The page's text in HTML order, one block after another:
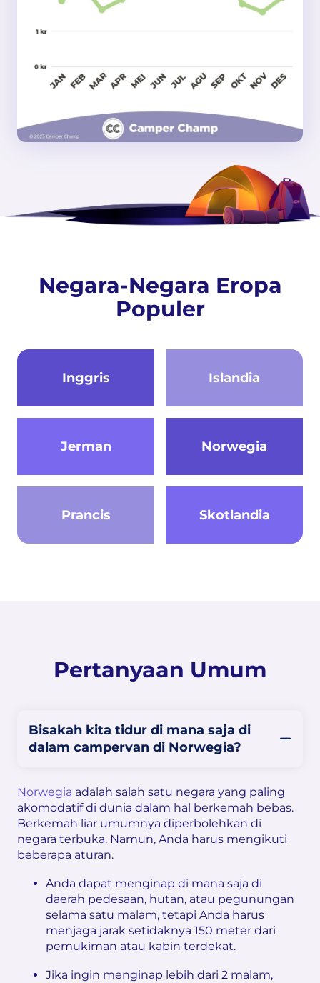
Negara-Negara Eropa
Populer
Inggris Islandia
Jerman Norwegia
Prancis Skotlandia
Pertanyaan Umum
Bisakah kita tidur di mana saja di
dalam campervan di Norwegia?
Norwegia adalah salah satu negara yang paling
akomodatif di dunia dalam hal berkemah bebas.
Berkemah liar umumnya diperbolehkan di
negara terbuka. Namun, Anda harus mengikuti
beberapa aturan.
Anda dapat menginap di mana saja di
daerah pedesaan, hutan, atau pegunungan
selama satu malam, tetapi Anda harus
menjaga jarak setidaknya 150 meter dari
pemukiman atau kabin terdekat.
Jika ingin menginap lebih dari 2 malam,